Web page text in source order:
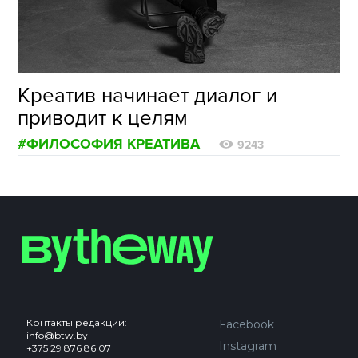
Креатив начинает диалог и
приводит к целям
#ФИЛОСОФИЯ КРЕАТИВА 9243
Контакты редакции:
info@btw.by
+375 29 876 86 07
Facebook
Instagram
ФОТОГРАФИЯ
ТИПОГРАФИКА
ИСТОРИИ БРЕНДОВ
О ПРОЕКТЕ